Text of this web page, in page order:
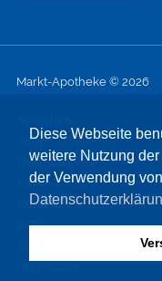
Diese Webseite
weitere Nutzung
der Verwendung
Markt-Apotheke © 2026
Shop
Bestellservice
Links
Kontakt
AGB